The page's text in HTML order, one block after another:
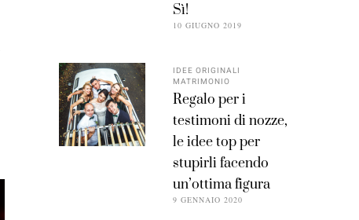
Sì!
10 GIUGNO 2019
IDEE ORIGINALI
MATRIMONIO
Regalo per i
testimoni di nozze,
le idee top per
stupirli facendo
un’ottima figura
9 GENNAIO 2020